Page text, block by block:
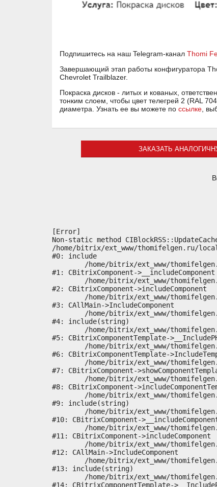
Подпишитесь на наш Telegram-канал Thomi
Завершающий этап работы конфигуратора
Chevrolet Trailblazer.
Покраска дисков - литых и кованых,
тонким слоем, чтобы цвет телегрей 2 (RAL
диаметра. Узнать ее вы можете по ссылке,
ЗАКАЗАТЬ
[Error]
Non-static method
/home/bitrix/ext_www/thomifelgen.ru/
#0: include
#1: CBitrixComponent->__includeComponent
#2: CBitrixComponent->includeComponent
#3: CAllMain->IncludeComponent
#4: include(string)
#5: CBitrixComponentTemplate-
#6: CBitrixComponentTemplate-
#7: CBitrixComponent-
#8: CBitrixComponent-
#9: include(string)
#10: CBitrixComponent-
#11: CBitrixComponent->includeComponent
#12: CAllMain->IncludeComponent
#13: include(string)
#14: CBitrixComponentTemplate-